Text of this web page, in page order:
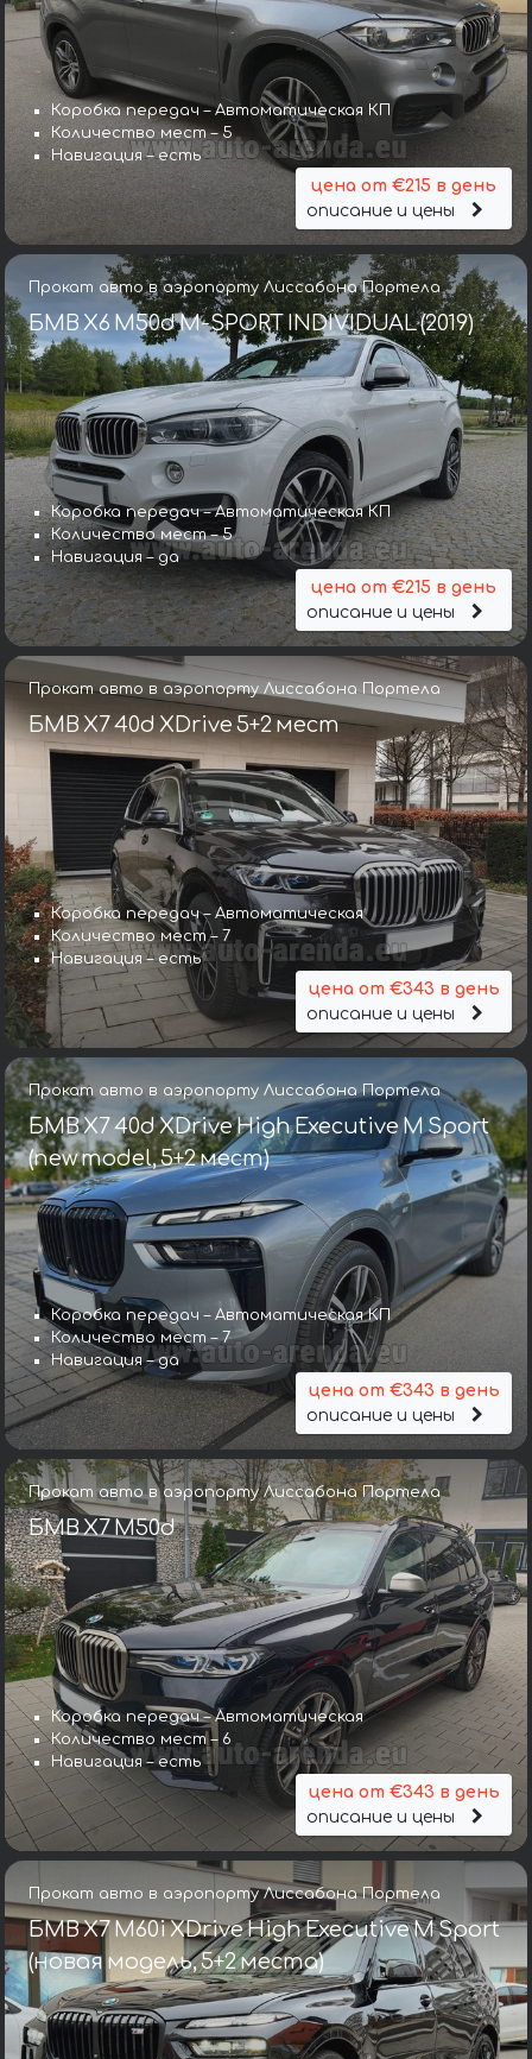
Коробка передач – Автоматическая КП
Количество мест – 5
Навигация – есть
цена от €215 в день
описание и цены
Прокат авто в аэропорту Лиссабона Портела
БМВ X6 M50d M-SPORT INDIVIDUAL (2019)
Коробка передач – Автоматическая КП
Количество мест – 5
Навигация – да
цена от €215 в день
описание и цены
Прокат авто в аэропорту Лиссабона Портела
БМВ X7 40d XDrive 5+2 мест
Коробка передач – Автоматическая
Количество мест – 7
Навигация – есть
цена от €343 в день
описание и цены
Прокат авто в аэропорту Лиссабона Портела
БМВ X7 40d XDrive High Executive M Sport
(new model, 5+2 мест)
Коробка передач – Автоматическая КП
Количество мест – 7
Навигация – да
цена от €343 в день
описание и цены
Прокат авто в аэропорту Лиссабона Портела
БМВ X7 M50d
Коробка передач – Автоматическая
Количество мест – 6
Навигация – есть
цена от €343 в день
описание и цены
Прокат авто в аэропорту Лиссабона Портела
БМВ X7 M60i XDrive High Executive M Sport
(новая модель, 5+2 места)